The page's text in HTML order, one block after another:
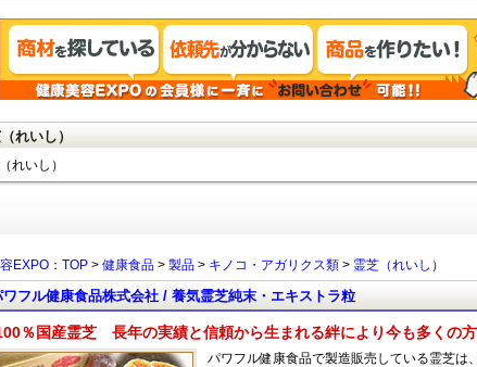
れいし）
れいし）
EXPO：TOP > 健康食品 > 製品 > キノコ・アガリクス類 > 霊芝（れいし）
ワフル健康食品株式会社 / 養気霊芝純末・エキストラ粒
％国産霊芝 長年の実績と信頼から生まれる絆により今も多くの方
パワフル健康食品で製造販売している霊芝